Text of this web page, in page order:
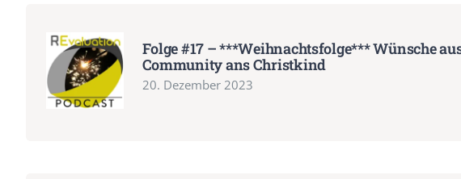
Folge #17 – ***Weihnachtsfolge*** Wünsche
Community ans Christkind
20. Dezember 2023